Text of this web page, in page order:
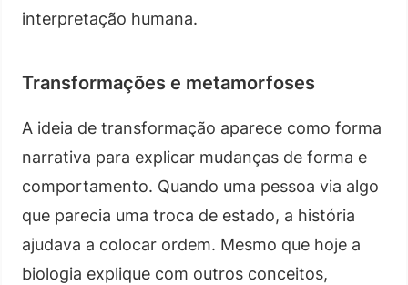
interpretação humana.
Transformações e metamorfoses
A ideia de transformação aparece como forma
narrativa para explicar mudanças de forma e
comportamento. Quando uma pessoa via algo
que parecia uma troca de estado, a história
ajudava a colocar ordem. Mesmo que hoje a
biologia explique com outros conceitos,